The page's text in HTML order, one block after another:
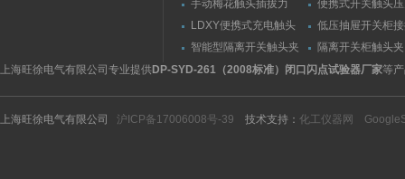
手动梅花触头插拔力
（推拉力）测量仪
便携式开关触头
（夹紧力）测量仪
LDXY便携式充电触头
（指）夹紧力测量仪
低压抽屉开关柜
触头（夹紧力）
智能型隔离开关触头夹
紧力测试仪
隔离开关柜触头
测试仪/精度传感
上海旺徐电气有限公司专业提供DP-SYD-261（2008标准）闭口闪点试验器厂家等
上海旺徐电气有限公司 沪ICP备17006008号-39 技术支持： 化工仪器网